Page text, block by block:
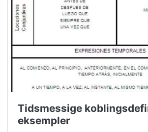
Tidsmessige
eksempler